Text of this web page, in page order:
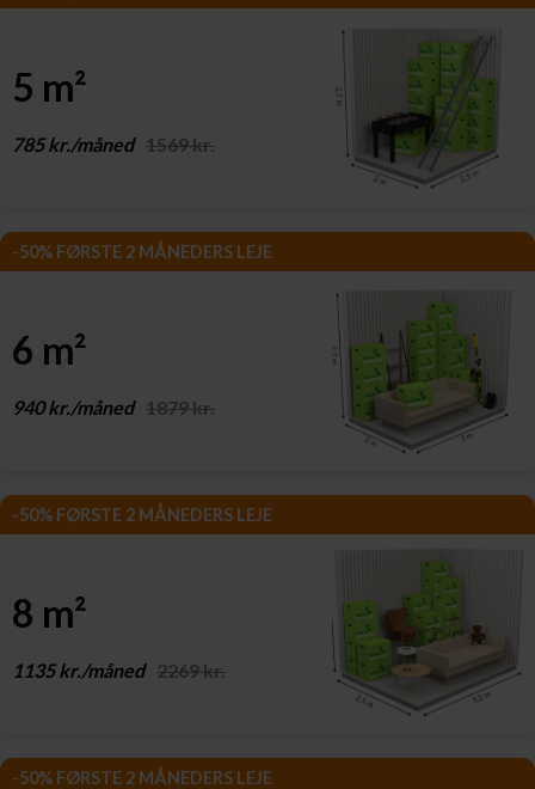
5 m²
785 kr./måned 1569 kr.
-50% FØRSTE 2 MÅNEDERS LEJE
6 m²
940 kr./måned 1879 kr.
-50% FØRSTE 2 MÅNEDERS LEJE
8 m²
1135 kr./måned 2269 kr.
-50% FØRSTE 2 MÅNEDERS LEJE